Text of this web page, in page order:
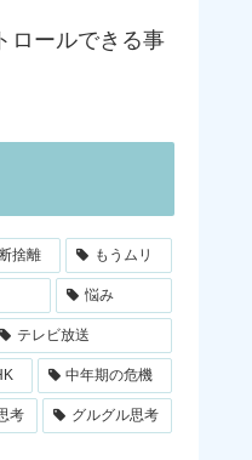
ロールできる事
捨離 もうムリ
悩み
テレビ放送
中年期の危機
考 グルグル思考